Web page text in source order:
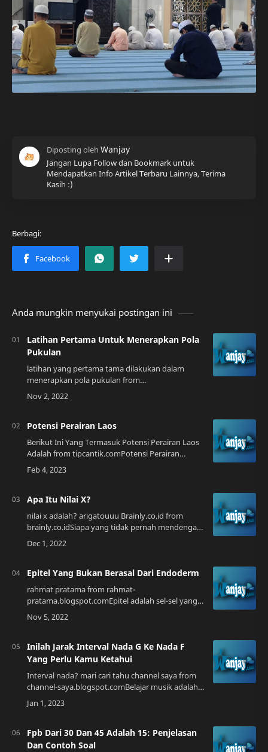
Jangan Lupa Follow dan Bookmark untuk
Mendapatkan Info Artikel Terbaru Lainnya, Terima
Kasih :)
Anda mungkin menyukai postingan ini
Latihan Pertama Untuk Menerapkan Pola
Pukulan
latihan yang pertama tama dilakukan dalam
menerapkan pola pukulan from
brainly.co.idApakah itu Latihan Pertama?Latihan
pertama adalah salah satu dari banyak cara yang
Potensi Perairan Laos
Berikut Ini Yang Termasuk Potensi Perairan Laos
Adalah from tipcantik.comPotensi Perairan
Sebagai Sumber EkonomiNegara Laos memiliki
potensi perairan yang luar biasa sebagai sum…
Apa Itu Nilai X?
nilai x adalah? arigatouuu Brainly.co.id from
brainly.co.idSiapa yang tidak pernah mendengar
istilah nilai X? Sebenarnya, nilai X terdengar
seperti sesuatu yang aneh dan misteri…
Epitel Yang Bukan Berasal Dari Endoderm
rahmat pratama from rahmat-
pratama.blogspot.comEpitel adalah sel-sel yang
berbentuk kontinyu dan berlapis-lapis. Terdapat
empat jenis epitel yang berbeda: epitel kuboid,
Inilah Jarak Interval Nada G Ke Nada F
Yang Perlu Kamu Ketahui
Interval nada? mari cari tahu channel saya from
channel-saya.blogspot.comBelajar musik adalah
salah satu cara untuk menikmati seni dan juga
mengasah kemampuan otak. Jika kamu in…
Fpb Dari 30 Dan 45 Adalah 15: Penjelasan
Dan Contoh Soal